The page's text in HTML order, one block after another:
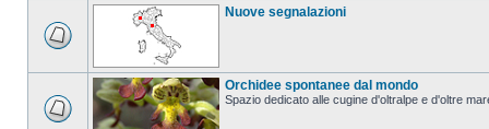
Nuove segnalazioni
Orchidee spontanee dal mondo
Spazio dedicato alle cugine d'oltralpe e d'oltre